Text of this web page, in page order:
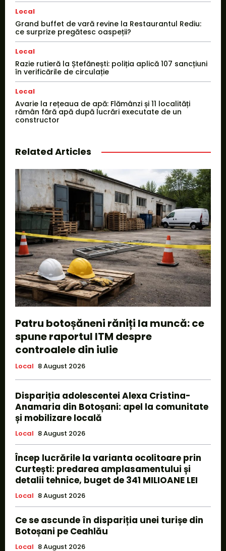
Local
Grand buffet de vară revine la Restaurantul Rediu:
ce surprize pregătesc oaspeții?
Local
Razie rutieră la Ștefănești: poliția aplică 107 sancțiuni
în verificările de circulație
Local
Avarie la rețeaua de apă: Flămânzi și 11 localități
rămân fără apă după lucrări executate de un
constructor
Related Articles
Patru botoșăneni răniți la muncă: ce
spune raportul ITM despre
controalele din iulie
Local 8 August 2026
Dispariția adolescentei Alexa Cristina-
Anamaria din Botoșani: apel la comunitate
și mobilizare locală
Local 8 August 2026
Încep lucrările la varianta ocolitoare prin
Curtești: predarea amplasamentului și
detalii tehnice, buget de 341 MILIOANE LEI
Local 8 August 2026
Ce se ascunde în dispariția unei turișe din
Botoșani pe Ceahlău
Local 8 August 2026